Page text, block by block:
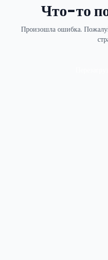
Что-то
Произошла ошибка.